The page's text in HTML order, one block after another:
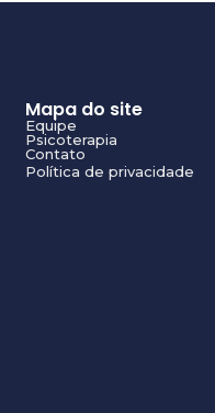
Mapa do site
Equipe
Psicoterapia
Contato
Política de privacidade